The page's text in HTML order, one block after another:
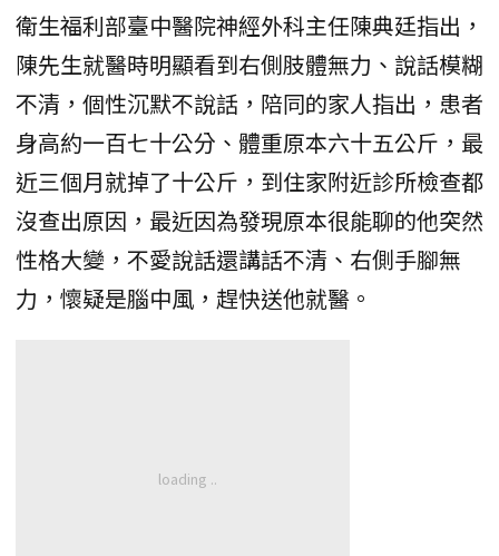
衛生福利部臺中醫院神經外科主任陳典廷指出，
陳先生就醫時明顯看到右側肢體無力、說話模糊
不清，個性沉默不說話，陪同的家人指出，患者
身高約一百七十公分、體重原本六十五公斤，最
近三個月就掉了十公斤，到住家附近診所檢查都
沒查出原因，最近因為發現原本很能聊的他突然
性格大變，不愛說話還講話不清、右側手腳無
力，懷疑是腦中風，趕快送他就醫。